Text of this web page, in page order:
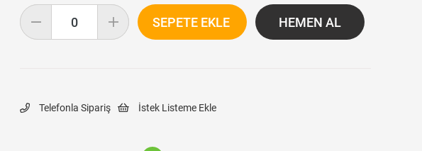
Telefonla Sipariş İstek Listeme Ekle